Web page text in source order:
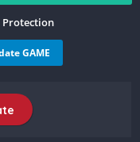
Protection
GAME